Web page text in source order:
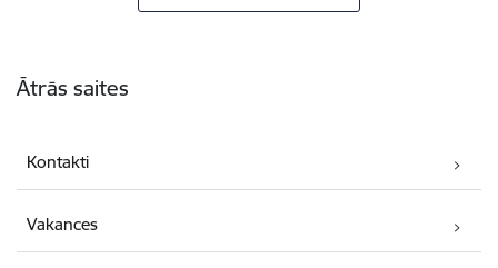
Ātrās saites
Kontakti
Vakances